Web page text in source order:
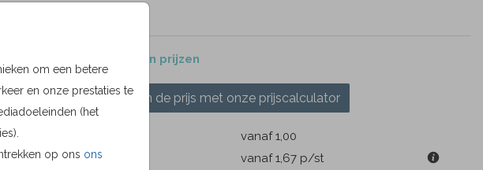
om een betere
en onze prestaties te
(het
op ons ons
Formaten en prijzen
Bereken de prijs met onze prijscalculator
vanaf 1,00
8.6 × 12.9 cm
vanaf 1,67 p/st